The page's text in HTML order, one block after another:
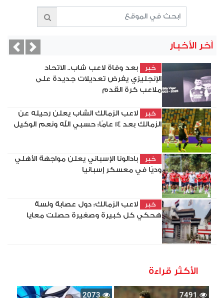
آخر الأخبار
خبر
بعد وفاة لاعب شاب.. الاتحاد
الإنجليزي يفرض تعديلات جديدة على
ملاعب كرة القدم
خبر
لاعب الزمالك الشاب يعلن رحيله عن
الزمالك بعد 14 عامًا: حسبي الله ونعم الوكيل
خبر
بادالونا الإسباني يعلن مواجهة الأهلي
وديًا في معسكر إسبانيا
خبر
لاعب الزمالك: دول عصابة ولسة
هحكي كل كبيرة وصغيرة حصلت معايا
Next
الأكثر قراءة
7491
2073